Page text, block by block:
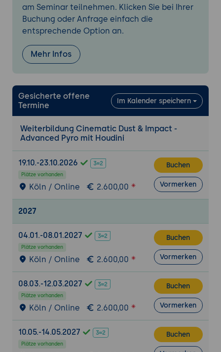
Rendering mit Arnold in Maya
Materialzuweisung, Lichtsetzung und
Rendering vorbereiteter Simulationen
Compositing & Final Assembly in Nuke
einem fertigen Shot
Integration von Simulation, Schatten, Licht
Projektarbeit: Dinosaurier auf einer Brücke
Integration eines CGI-Modells in eine
reale Umgebung mit vollständigem Effekt-
Workflow
Simulation, Rendering und Compositing in
einem durchgehenden Projekt
am Seminar teilnehmen. Klicken Sie bei Ihrer
Buchung oder Anfrage einfach die
entsprechende Option an.
Mehr Infos
Gesicherte offene
Termine
Im Kalender speichern
Weiterbildung Cinematic Dust & Impact -
Advanced Pyro mit Houdini
19.10.-23.10.2026
Plätze vorhanden
Köln / Online 2.600,00
Buchen
Vormerken
2027
04.01.-08.01.2027
Plätze vorhanden
Köln / Online 2.600,00
Buchen
Vormerken
08.03.-12.03.2027
Plätze vorhanden
Köln / Online 2.600,00
Buchen
Vormerken
10.05.-14.05.2027
Plätze vorhanden
Buchen